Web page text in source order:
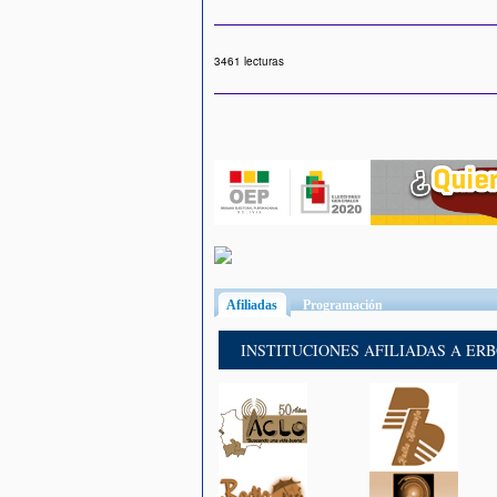
3461 lecturas
Afiliadas (solapa activa)
Programación
INSTITUCIONES AFILIADAS A